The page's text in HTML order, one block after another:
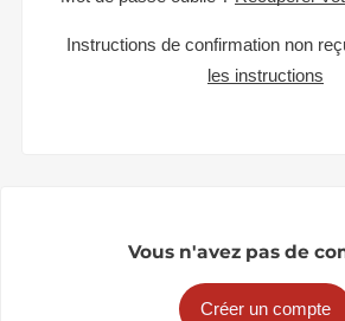
Instructions de confirmation non
les instructions
Vous n'avez pas de
Créer un compte